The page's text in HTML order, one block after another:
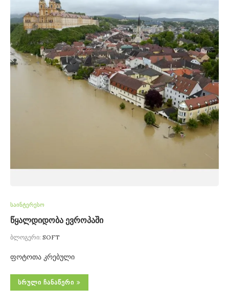
საინტერესო
წყალდიდობა ევროპაში
ბლოგერი: SOFT
ფოტოთა კრებული
ᲡᲠᲣᲚᲘ ᲩᲐᲜᲐᲬᲔᲠᲘ